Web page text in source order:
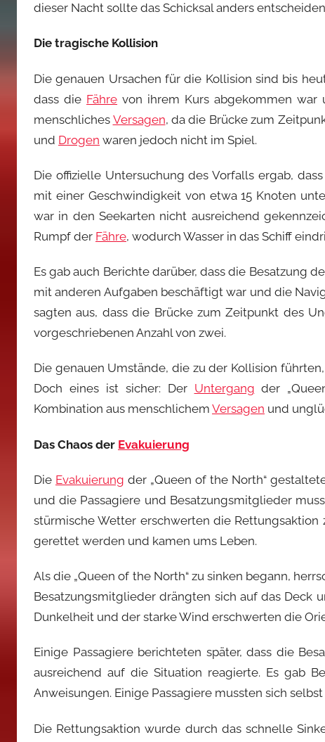
dieser Nacht sollte das Schicksal anders
Die tragische Kollision
Die genauen Ursachen für die Kollision sind bis
dass die Fähre von ihrem Kurs abgekommen
menschliches Versagen, da die Brücke zum
und Drogen waren jedoch nicht im Spiel.
Die offizielle Untersuchung des Vorfalls ergab,
mit einer Geschwindigkeit von etwa 15 Knoten
war in den Seekarten nicht ausreichend
Rumpf der Fähre, wodurch Wasser in das Schiff
Es gab auch Berichte darüber, dass die Besatzung
mit anderen Aufgaben beschäftigt war und die
sagten aus, dass die Brücke zum Zeitpunkt des
vorgeschriebenen Anzahl von zwei.
Die genauen Umstände, die zu der Kollision
Doch eines ist sicher: Der Untergang der
Kombination aus menschlichem Versagen und
Das Chaos der Evakuierung
Die Evakuierung der „Queen of the North“
und die Passagiere und Besatzungsmitglieder
stürmische Wetter erschwerten die Rettungsaktion
gerettet werden und kamen ums Leben.
Als die „Queen of the North“ zu sinken begann,
Besatzungsmitglieder drängten sich auf das Deck
Dunkelheit und der starke Wind erschwerten die
Einige Passagiere berichteten später, dass die
ausreichend auf die Situation reagierte. Es gab
Anweisungen. Einige Passagiere mussten sich
Die Rettungsaktion wurde durch das schnelle